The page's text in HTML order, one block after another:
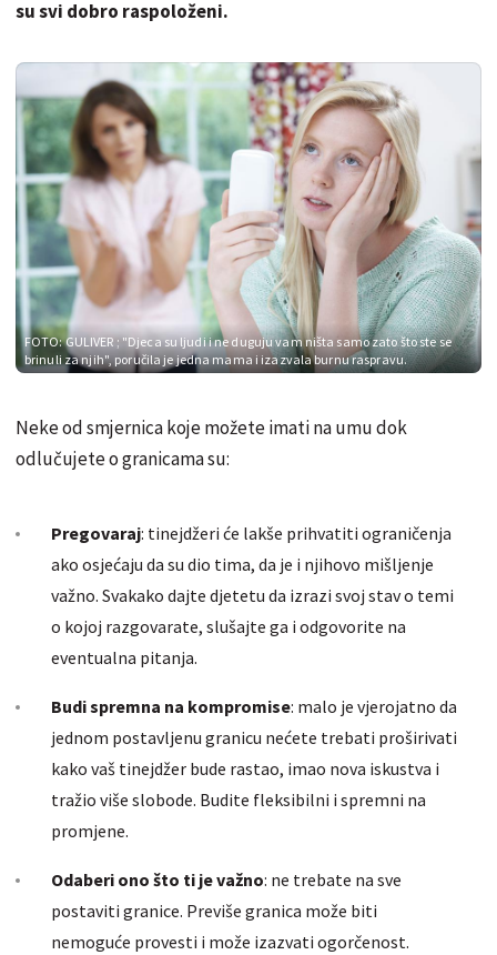
su svi dobro raspoloženi.
FOTO: GULIVER ; "Djeca su ljudi i ne duguju vam ništa samo zato što ste se
brinuli za njih", poručila je jedna mama i izazvala burnu raspravu.
Neke od smjernica koje možete imati na umu dok
odlučujete o granicama su:
Pregovaraj: tinejdžeri će lakše prihvatiti ograničenja
ako osjećaju da su dio tima, da je i njihovo mišljenje
važno. Svakako dajte djetetu da izrazi svoj stav o temi
o kojoj razgovarate, slušajte ga i odgovorite na
eventualna pitanja.
Budi spremna na kompromise: malo je vjerojatno da
jednom postavljenu granicu nećete trebati proširivati
kako vaš tinejdžer bude rastao, imao nova iskustva i
tražio više slobode. Budite fleksibilni i spremni na
promjene.
Odaberi ono što ti je važno: ne trebate na sve
postaviti granice. Previše granica može biti
nemoguće provesti i može izazvati ogorčenost.